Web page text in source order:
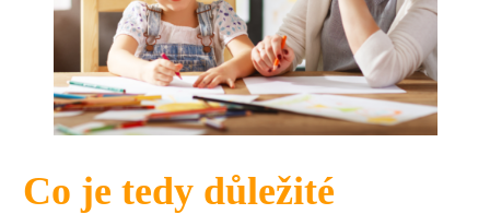
Co je tedy důležité